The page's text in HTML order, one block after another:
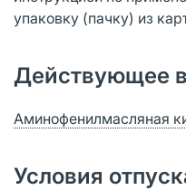
упаковку (пачку) из
Действующее
Аминофенилмасляная
Условия